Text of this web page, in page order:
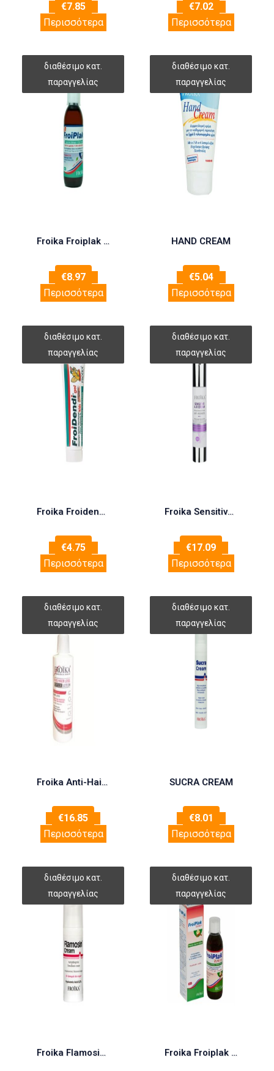
€7.85
Περισσότερα
€7.02
Περισσότερα
Froika Froiplak Mouthwash 0,12% 250ml (Στοματικό Διάλυμα)
€8.97
Περισσότερα
HAND CREAM
€5.04
Περισσότερα
Froika Froidendi Gel 50ml (Παιδική Οδοντόκρεμα)
€4.75
Περισσότερα
Froika Sensitive A-R Anti-Redness Cream Tube 50ml
€17.09
Περισσότερα
Froika Anti-Hair Loss Lotion 100ml (Αγωγή Κατά της Τριχόπτωσης)
€16.85
Περισσότερα
SUCRA CREAM
€8.01
Περισσότερα
Froika Flamosin Cream 50ml (Μαλακτική Κρέμα για Ερεθισμένο Δέρμα) Froika Froiplak Homeo 250ml (Στοματικό Διάλυμα Μήλο – Κανέλα)